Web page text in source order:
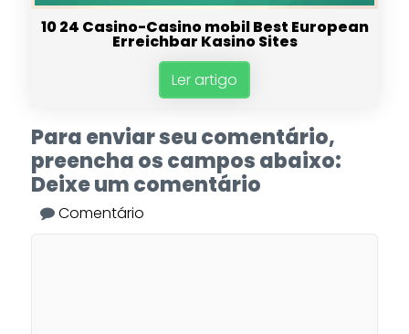
10 24 Casino-Casino mobil Best European
Erreichbar Kasino Sites
Ler artigo
Para enviar seu comentário,
preencha os campos abaixo:
Deixe um comentário
Comentário